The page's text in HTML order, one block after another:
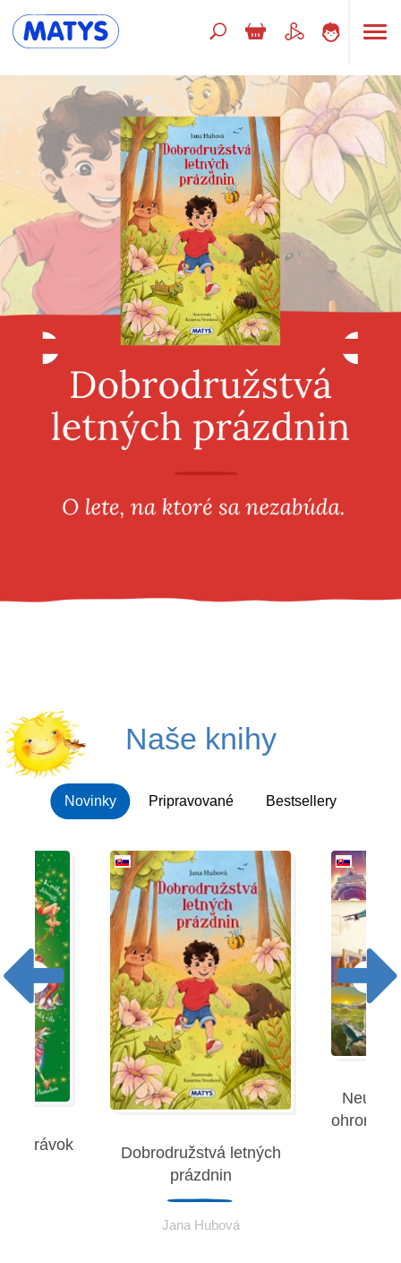
Beletria pre deti
Doplnkový sortiment
Jazyky
Poézia
Populárno - náučné pre deti
Predškoláci
Výchova a pedagogika
Všetky kategórie
Naše knihy
Novinky Pripravované Bestsellery
Dobrodružstvá letných
prázdnin
Jana Hubová